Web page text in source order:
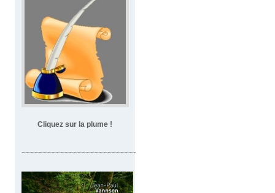
Cliquez sur la plume !
~~~~~~~~~~~~~~~~~~~~~~~~~~~~~~~~~~